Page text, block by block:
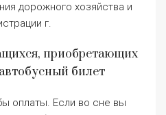
билета. И второй
визачек. Что
активных билетах. На
работают 95
сыграла ее мама. Тогда